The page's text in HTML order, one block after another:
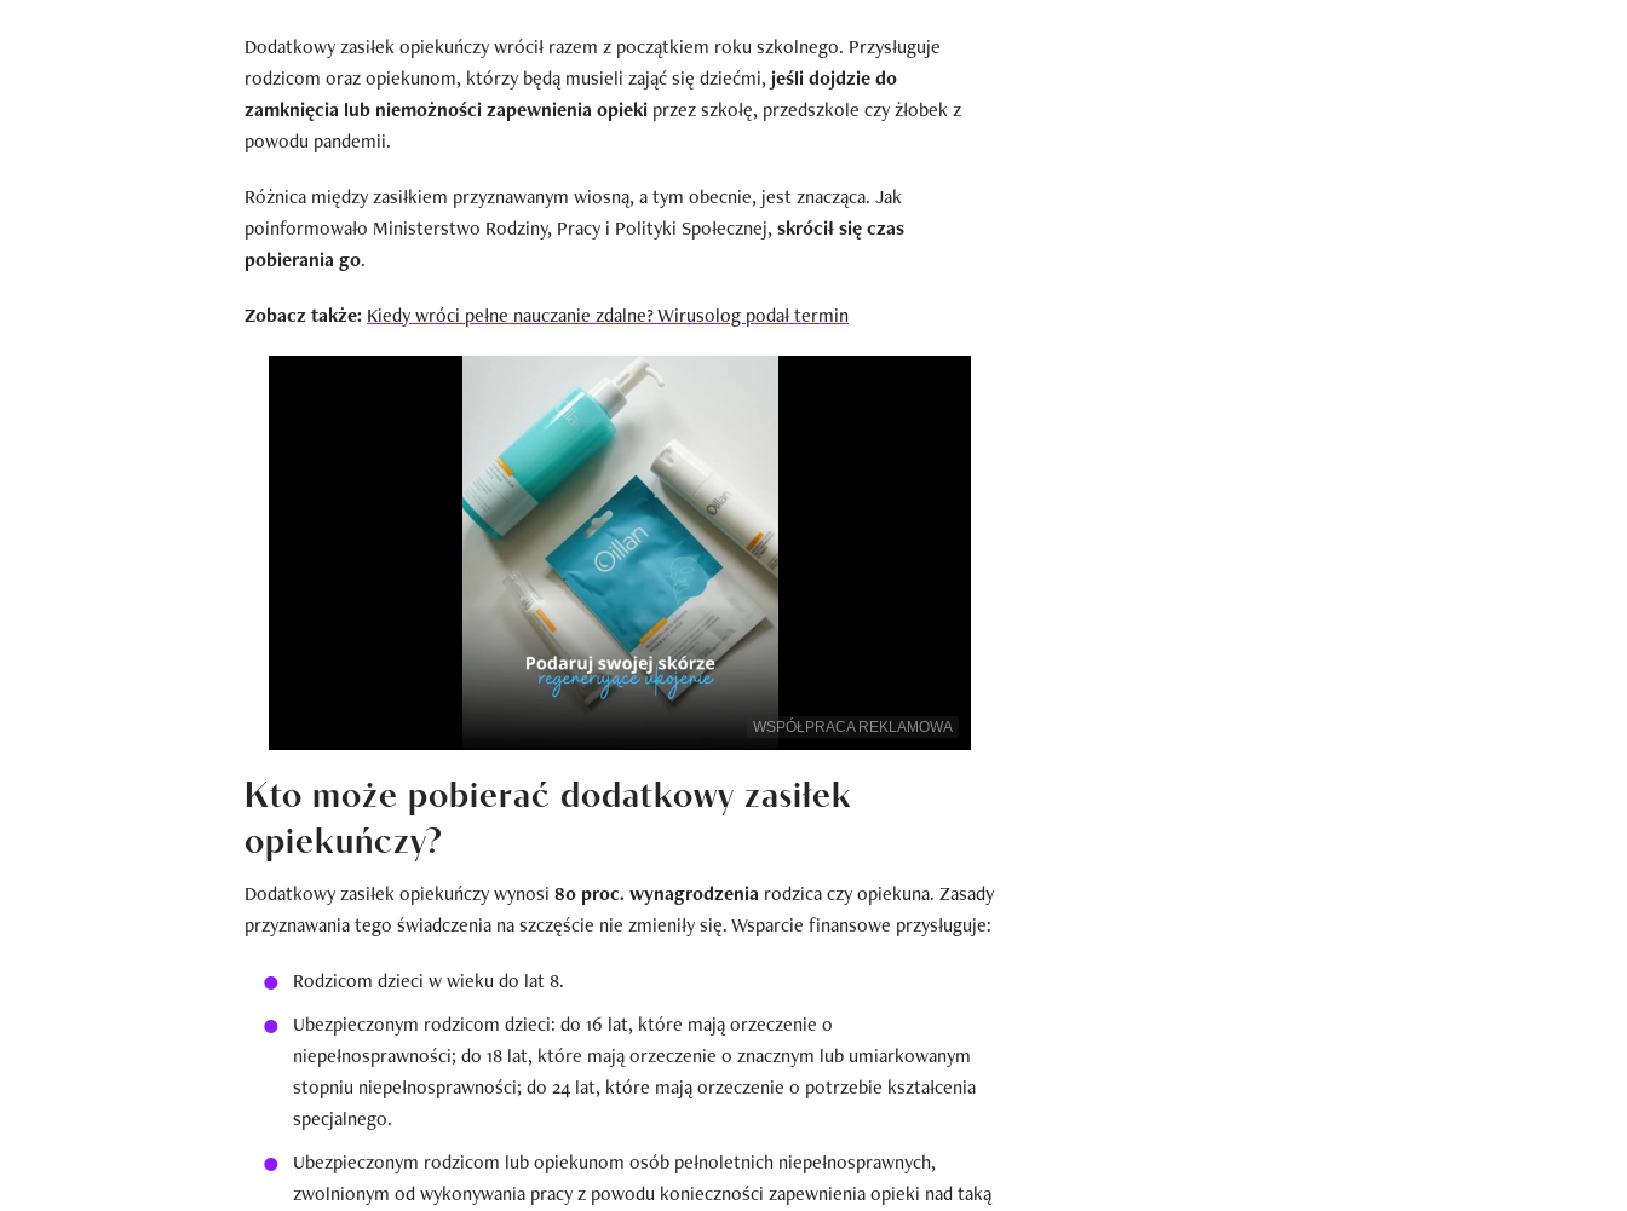
Dodatkowy zasiłek opiekuńczy wrócił razem z początkiem roku szkolnego. Przysługuje
rodzicom oraz opiekunom, którzy będą musieli zająć się dziećmi, jeśli dojdzie do
zamknięcia lub niemożności zapewnienia opieki przez szkołę, przedszkole czy żłobek z
powodu pandemii.
Różnica między zasiłkiem przyznawanym wiosną, a tym obecnie, jest znacząca. Jak
poinformowało Ministerstwo Rodziny, Pracy i Polityki Społecznej,skrócił się czas
pobierania go.
Zobacz także: Kiedy wróci pełne nauczanie zdalne? Wirusolog podał termin
WSPÓŁPRACA REKLAMOWA
Kto może pobierać dodatkowy zasiłek
opiekuńczy?
Dodatkowy zasiłek opiekuńczy wynosi 80 proc. wynagrodzenia rodzica czy opiekuna. Zasady
przyznawania tego świadczenia na szczęście nie zmieniły się. Wsparcie finansowe przysługuje:
Rodzicom dzieci w wieku do lat 8.
Ubezpieczonym rodzicom dzieci: do 16 lat, które mają orzeczenie o
niepełnosprawności; do 18 lat, które mają orzeczenie o znacznym lub umiarkowanym
stopniu niepełnosprawności; do 24 lat, które mają orzeczenie o potrzebie kształcenia
specjalnego.
Ubezpieczonym rodzicom lub opiekunom osób pełnoletnich niepełnosprawnych,
zwolnionym od wykonywania pracy z powodu konieczności zapewnienia opieki nad taką